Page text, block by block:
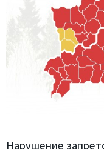
Нарушение